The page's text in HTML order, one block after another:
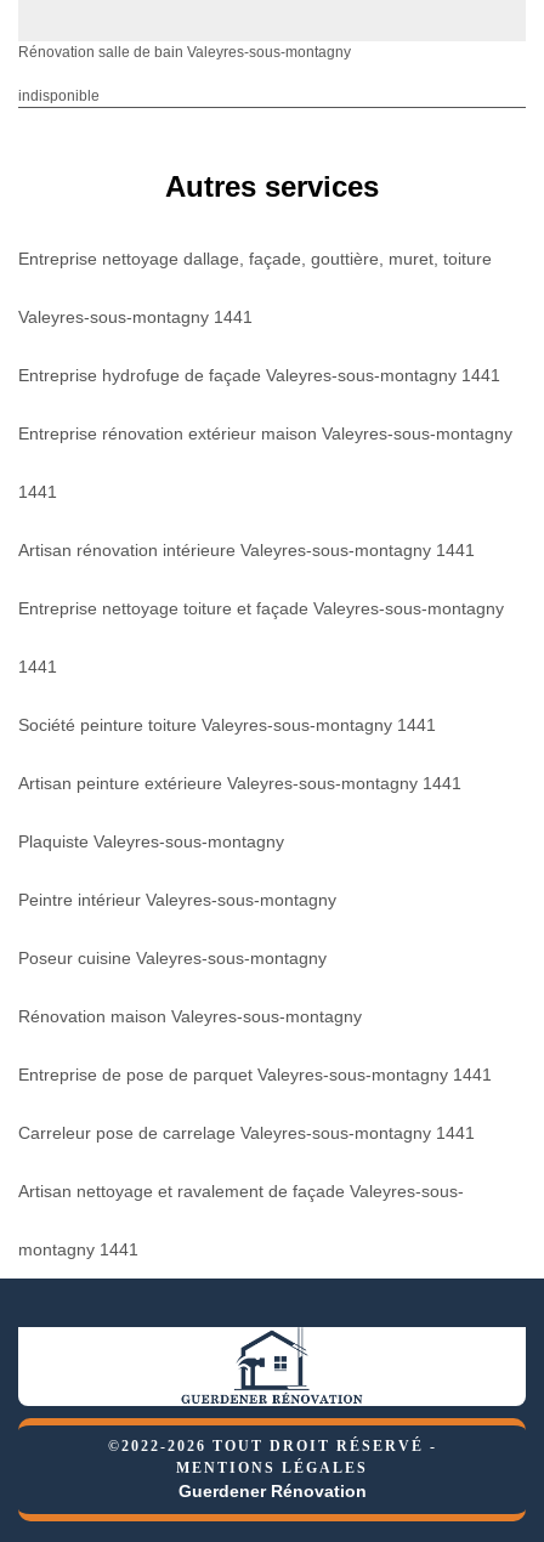
Rénovation salle de bain Valeyres-sous-montagny
indisponible
Autres services
Entreprise nettoyage dallage, façade, gouttière, muret, toiture
Valeyres-sous-montagny 1441
Entreprise hydrofuge de façade Valeyres-sous-montagny 1441
Entreprise rénovation extérieur maison Valeyres-sous-montagny
1441
Artisan rénovation intérieure Valeyres-sous-montagny 1441
Entreprise nettoyage toiture et façade Valeyres-sous-montagny
1441
Société peinture toiture Valeyres-sous-montagny 1441
Artisan peinture extérieure Valeyres-sous-montagny 1441
Plaquiste Valeyres-sous-montagny
Peintre intérieur Valeyres-sous-montagny
Poseur cuisine Valeyres-sous-montagny
Rénovation maison Valeyres-sous-montagny
Entreprise de pose de parquet Valeyres-sous-montagny 1441
Carreleur pose de carrelage Valeyres-sous-montagny 1441
Artisan nettoyage et ravalement de façade Valeyres-sous-
montagny 1441
©2022-2026 TOUT DROIT RÉSERVÉ -
MENTIONS LÉGALES
Guerdener Rénovation